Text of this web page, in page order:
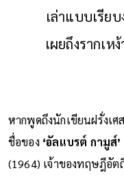
เล่าแบบเรีย
เผยถึงรากเ
หากพูดถึงนักเขียนฝรั่งเศ
ชื่อของ ‘อัลแบรต์ กามูส์’
(1964) เจ้าของทฤษฎีอัต